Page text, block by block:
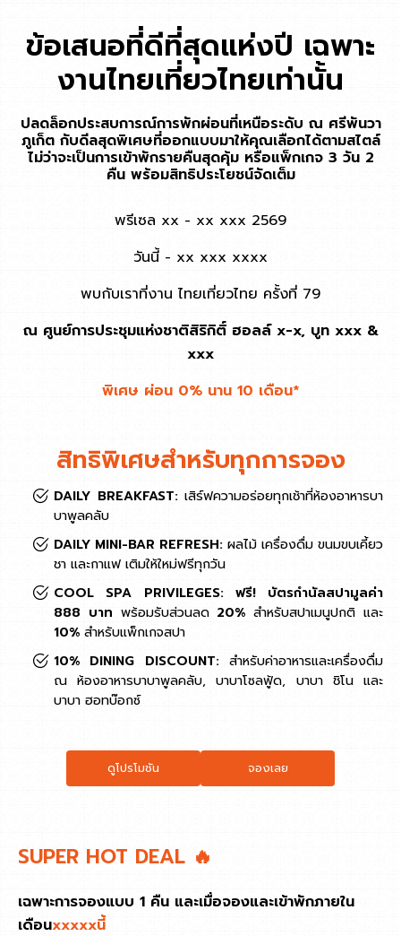
ข้อเสนอที่ดีที่สุดแห่งปี เฉพาะ
งานไทยเที่ยวไทยเท่านั้น
ปลดล็อกประสบการณ์การพักผ่อนที่เหนือระดับ ณ ศรีพันวา
ภูเก็ต กับดีลสุดพิเศษที่ออกแบบมาให้คุณเลือกได้ตามสไตล์
ไม่ว่าจะเป็นการเข้าพักรายคืนสุดคุ้ม หรือแพ็กเกจ 3 วัน 2
คืน พร้อมสิทธิประโยชน์จัดเต็ม
พรีเซล xx - xx xxx 2569
วันนี้ - xx xxx xxxx
พบกับเราที่งาน ไทยเที่ยวไทย ครั้งที่ 79
ณ ศูนย์การประชุมแห่งชาติสิริกิติ์ ฮอลล์ x-x, บูท xxx &
xxx
พิเศษ ผ่อน 0% นาน 10 เดือน*
สิทธิพิเศษสำหรับทุกการจอง
DAILY BREAKFAST:เสิร์ฟความอร่อยทุกเช้าที่ห้องอาหารบา
บาพูลคลับ
DAILY MINI-BAR REFRESH: ผลไม้ เครื่องดื่ม ขนมขบเคี้ยว
ชา และกาแฟ เติมให้ใหม่ฟรีทุกวัน
COOL SPA PRIVILEGES: ฟรี! บัตรกำนัลสปามูลค่า
888 บาท พร้อมรับส่วนลด 20% สำหรับสปาเมนูปกติ และ
10% สำหรับแพ็กเกจสปา
10% DINING DISCOUNT:สำหรับค่าอาหารและเครื่องดื่ม
ณ ห้องอาหารบาบาพูลคลับ, บาบาโซลฟู้ด, บาบา ชิโน และ
บาบา ฮอทบ๊อกซ์
ดูโปรโมชัน จองเลย
SUPER HOT DEAL 🔥
เฉพาะการจองแบบ 1 คืน และเมื่อจองและเข้าพักภายใน
เดือนxxxxxนี้